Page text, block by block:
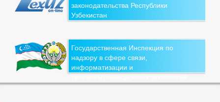
законодательства Республики
Узбекистан
Государственная Инспекция по
надзору в сфере связи,
информатизации и